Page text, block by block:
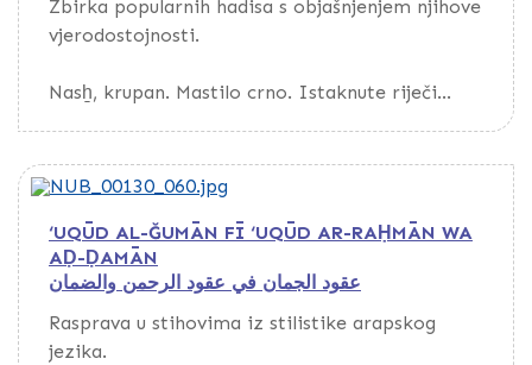
Zbirka popularnih hadisa s objašnjenjem njihove
vjerodostojnosti.
Nasẖ, krupan. Mastilo crno. Istaknute riječi
‘UQŪD AL-ĞUMĀN FĪ ‘UQŪD AR-RAḤMĀN WA
AḌ-ḌAMĀN
عقود الجمان في عقود الرحمن والضمان
Rasprava u stihovima iz stilistike arapskog
jezika.